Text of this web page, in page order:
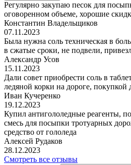
Регулярно закупаю песок для
оговоренном объеме, хорошие
Константин Владельщиков
07.11.2023
Была нужна соль техническая в
в сжатые сроки, не подвели,
Александр Усов
15.11.2023
Дали совет приобрести соль в
ледяной корки на дороге, покупкой
Иван Кучеренко
19.12.2023
Купил антигололедные реагенты,
смесь для посыпки тротуарных
средство от гололеда
Алексей Рудаков
28.12.2023
Смотреть все отзывы